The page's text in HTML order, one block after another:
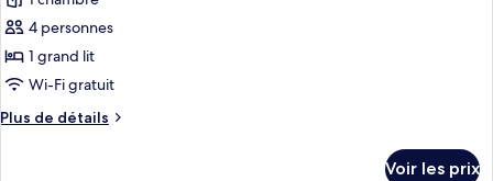
pour
ce
type
chambre :
4 personnes
1 grand lit
Wi-Fi gratuit
Plus de détails
Plus
Voir les prix